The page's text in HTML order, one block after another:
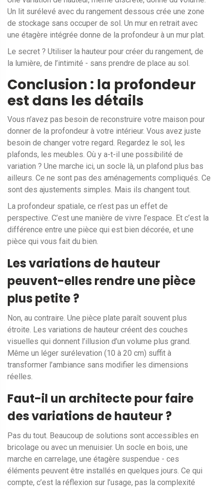
Un lit surélevé avec du rangement dessous crée une zone
de stockage sans occuper de sol. Un mur en retrait avec
une étagère intégrée donne de la profondeur à un mur plat.
Le secret ? Utiliser la hauteur pour créer du rangement, de
la lumière, de l’intimité - sans prendre de place au sol.
Conclusion : la profondeur
est dans les détails
Vous n’avez pas besoin de reconstruire votre maison pour
donner de la profondeur à votre intérieur. Vous avez juste
besoin de changer votre regard. Regardez le sol, les
plafonds, les meubles. Où y a-t-il une possibilité de
variation ? Une marche ici, un socle là, un plafond plus bas
ailleurs. Ce ne sont pas des aménagements compliqués. Ce
sont des ajustements simples. Mais ils changent tout.
La profondeur spatiale, ce n’est pas un effet de
perspective. C’est une manière de vivre l’espace. Et c’est la
différence entre une pièce qui est bien décorée, et une
pièce qui vous fait du bien.
Les variations de hauteur
peuvent-elles rendre une pièce
plus petite ?
Non, au contraire. Une pièce plate paraît souvent plus
étroite. Les variations de hauteur créent des couches
visuelles qui donnent l’illusion d’un volume plus grand.
Même un léger surélevation (10 à 20 cm) suffit à
transformer l’ambiance sans modifier les dimensions
réelles.
Faut-il un architecte pour faire
des variations de hauteur ?
Pas du tout. Beaucoup de solutions sont accessibles en
bricolage ou avec un menuisier. Un socle en bois, une
marche en carrelage, une étagère suspendue - ces
éléments peuvent être installés en quelques jours. Ce qui
compte, c’est la réflexion sur l’usage, pas la complexité